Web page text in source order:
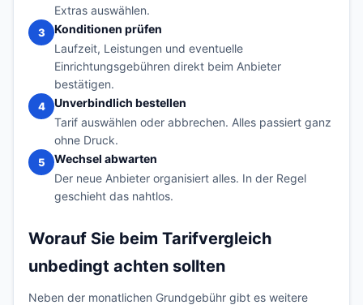
Extras auswählen.
3
Konditionen prüfen
Laufzeit, Leistungen und eventuelle
Einrichtungsgebühren direkt beim Anbieter
bestätigen.
4
Unverbindlich bestellen
Tarif auswählen oder abbrechen. Alles passiert ganz
ohne Druck.
5
Wechsel abwarten
Der neue Anbieter organisiert alles. In der Regel
geschieht das nahtlos.
Worauf Sie beim Tarifvergleich
unbedingt achten sollten
Neben der monatlichen Grundgebühr gibt es weitere